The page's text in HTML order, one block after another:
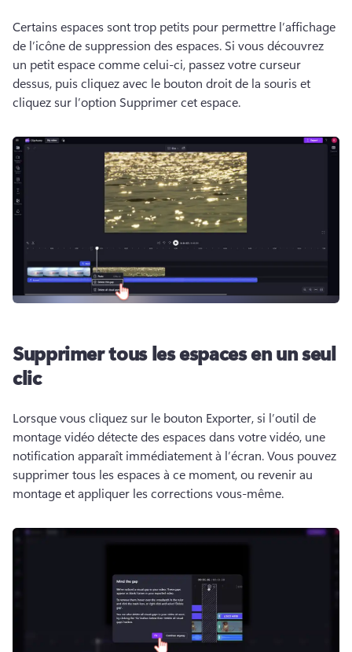
Certains espaces sont trop petits pour permettre l’affichage
de l’icône de suppression des espaces. Si vous découvrez
un petit espace comme celui-ci, passez votre curseur
dessus, puis cliquez avec le bouton droit de la souris et
cliquez sur l’option Supprimer cet espace.
Supprimer tous les espaces en un seul
clic
Lorsque vous cliquez sur le bouton Exporter, si l’outil de
montage vidéo détecte des espaces dans votre vidéo, une
notification apparaît immédiatement à l’écran. Vous pouvez
supprimer tous les espaces à ce moment, ou revenir au
montage et appliquer les corrections vous-même.